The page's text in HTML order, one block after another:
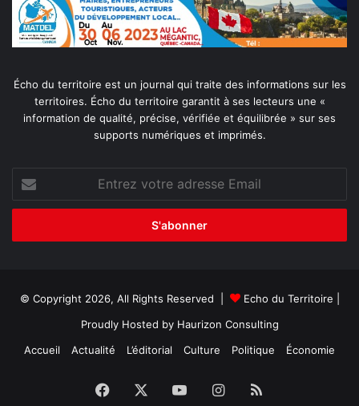
Écho du territoire est un journal qui traite des informations sur les
territoires. Écho du territoire garantit à ses lecteurs une «
information de qualité, précise, vérifiée et équilibrée » sur ses
supports numériques et imprimés.
votre
adresse
© Copyright 2026, All Rights Reserved | Echo du Territoire
Proudly Hosted by Haurizon Consulting
Accueil
Actualité L’éditorial Culture Politique Économie
Facebook YouTubeInstagram